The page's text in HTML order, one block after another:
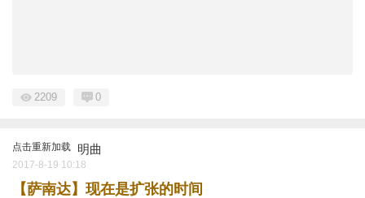
2209 0
点击重新加载 明曲
2017-8-19 10:18
【萨南达】现在是扩张的时间